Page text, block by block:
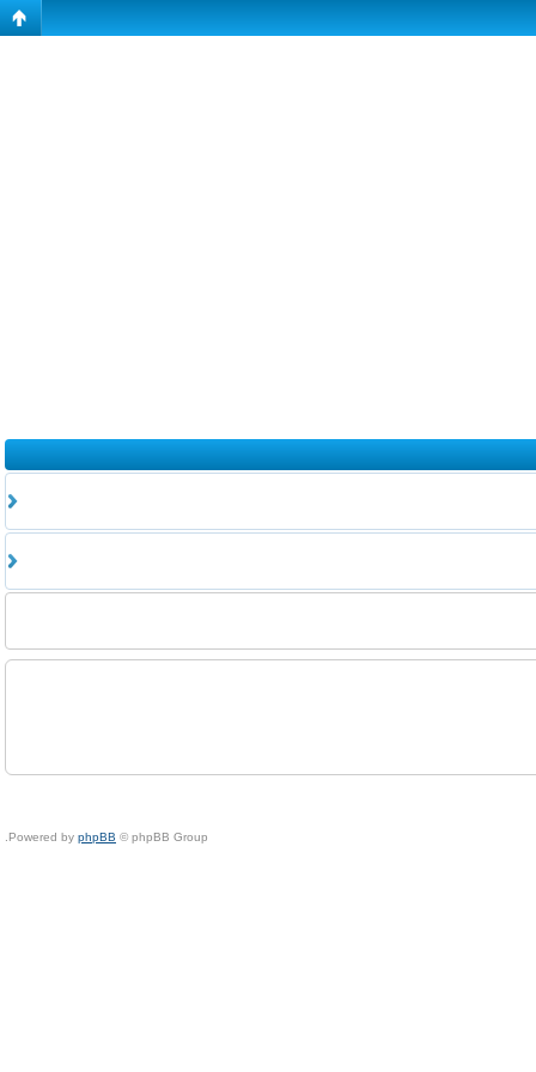
Powered by phpBB © phpBB Group.